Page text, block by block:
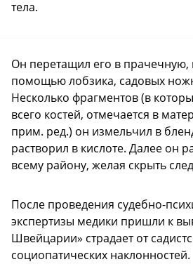
тела.
Он перетащил его в прачечную,
помощью лобзика, садовых
Несколько фрагментов (в
всего костей, отмечается в
прим. ред.) он измельчил в
растворил в кислоте. Далее он
всему району, желая скрыть
После проведения судебно-
экспертизы медики пришли к
Швейцарии» страдает от
социопатических наклонностей.